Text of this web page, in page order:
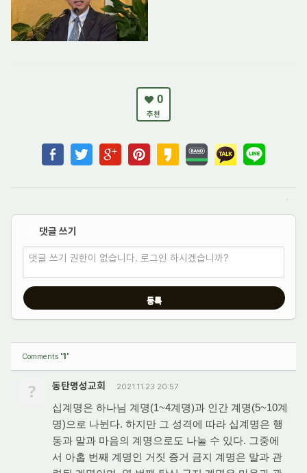
0
추천
댓글 쓰기
댓글 쓰기 권한이 없습니다. 로그인 하시겠습니까?
Comments '1'
? 동탄명성교회 2021.11.23 20:57
십계명은 하나님 계명(1~4계명)과 인간 계명(5~10계
명)으로 나뉜다. 하지만 그 성격에 따라 십계명은 행
동과 말과 마음의 계명으로도 나눌 수 있다. 그중에
서 아홉 번째 계명인 거짓 증거 금지 계명은 말과 관